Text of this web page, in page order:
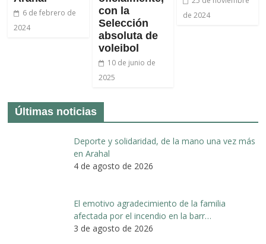
6 de febrero de
2024
con la
Selección
absoluta de
voleibol
10 de junio de
2025
de 2024
Últimas noticias
Deporte y solidaridad, de la mano una vez más
en Arahal
4 de agosto de 2026
El emotivo agradecimiento de la familia
afectada por el incendio en la barr…
3 de agosto de 2026